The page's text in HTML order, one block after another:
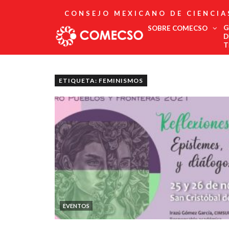
CONSEJO MEXICANO DE
SOBRE COMECSO
Estatutos
Fundadores
Publicaciones
Comité Editorial
Boletín
ETIQUETA: FEMINISMOS
EVENTOS